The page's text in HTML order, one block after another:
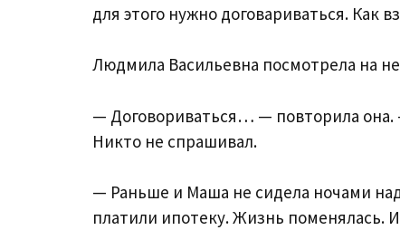
для этого нужно договариваться. Как
Людмила Васильевна посмотрела на
— Договориваться… — повторила
Никто не спрашивал.
— Раньше и Маша не сидела ночами
платили ипотеку. Жизнь поменялась.